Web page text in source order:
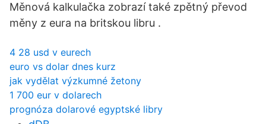
Měnová kalkulačka zobrazí také zpětný převod
měny z eura na britskou libru .
4 28 usd v eurech
euro vs dolar dnes kurz
jak vydělat výzkumné žetony
1 700 eur v dolarech
prognóza dolarové egyptské libry